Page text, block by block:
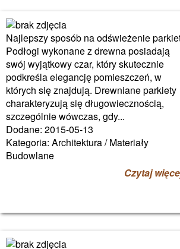
Najlepszy sposób na odświeżenie
Podłogi wykonane z drewna posiadają
swój wyjątkowy czar, który skutecznie
podkreśla elegancję pomieszczeń, w
których się znajdują. Drewniane parkiety
charakteryzują się długowiecznością,
szczególnie wówczas, gdy...
Dodane: 2015-05-13
Kategoria: Architektura / Materiały
Budowlane
Czytaj